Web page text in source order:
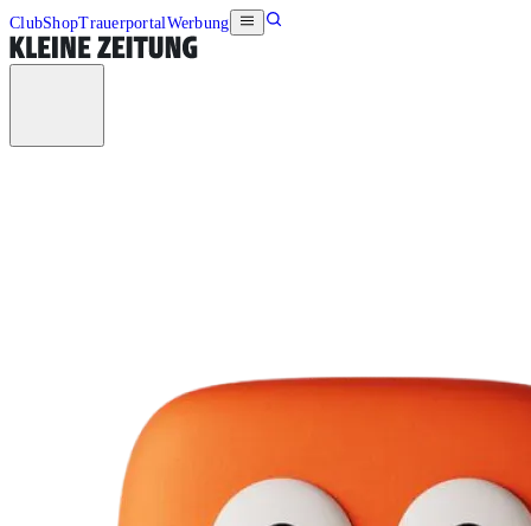
ClubShopTrauerportalWerbung